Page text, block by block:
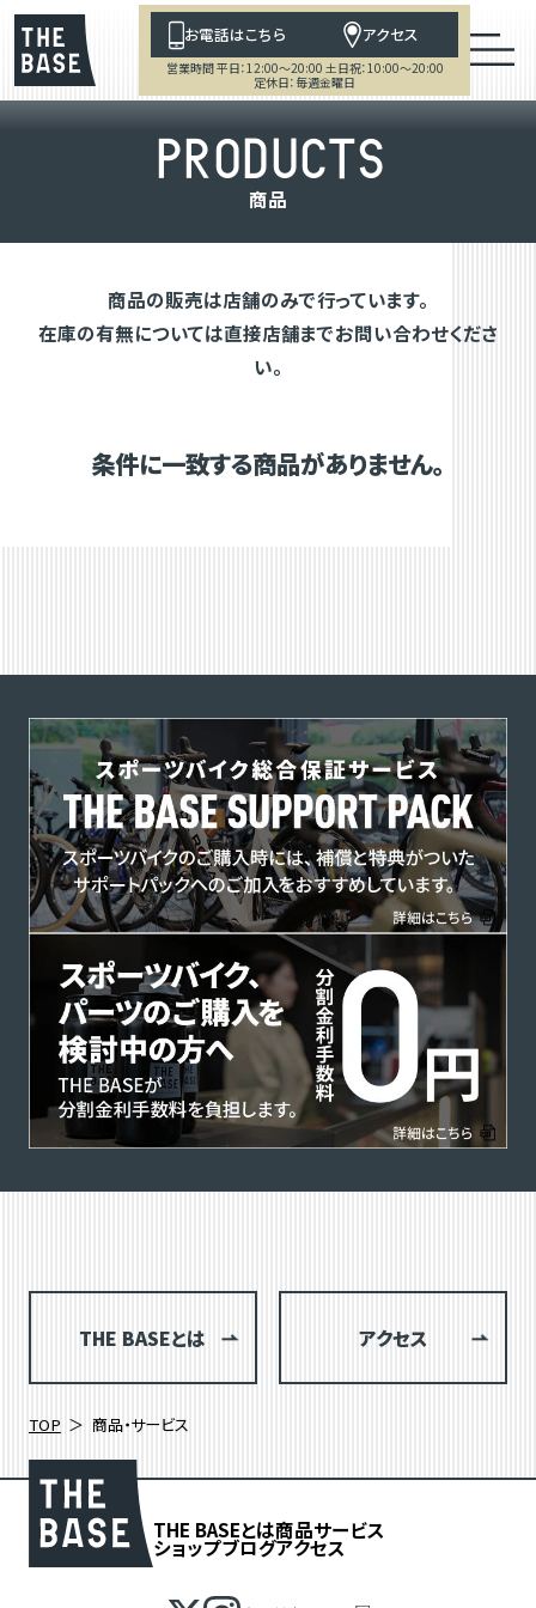
お電話はこちら アクセス
営業時間 平日：12:00～20:00 土日祝：10:00～20:00
定休日：毎週金曜日
PRODUCTS
商品
商品の販売は店舗のみで行っています。
在庫の有無については直接店舗までお問い合わせくださ
い。
条件に一致する商品がありません。
THE BASEとは アクセス
TOP 商品・サービス
THE BASEとは商品サービス
ショップブログアクセス